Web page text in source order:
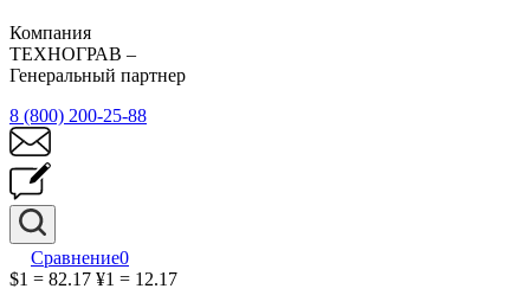
Компания
ТЕХНОГРАВ –
Генеральный партнер
8 (800) 200-25-88
Сравнение0
$1 = 82.17 ¥1 = 12.17